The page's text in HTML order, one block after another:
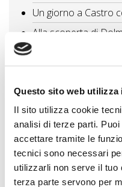
Questo sito web utilizza
Il sito utilizza cookie
analisi di terze parti.
accettare tramite le
tecnici sono necessari
utilizzarli non serve il tuo
terza parte servono per
Un giorno a Castro
Alla scoperta di
Vivere gli eventi in
Vedi tutti
Itinerari A DOG
Lecce la città e il
Vedi tutti